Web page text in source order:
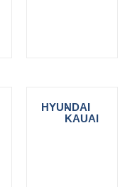
HYUNDAI
-
KAUAI